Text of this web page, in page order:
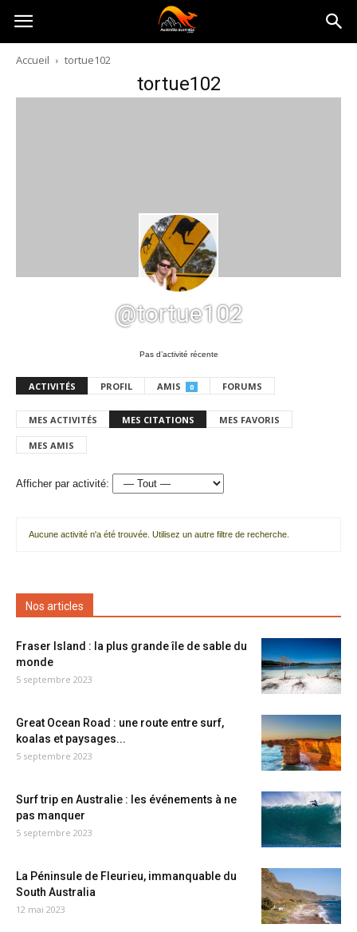
Australia-
australie.com
Accueil tortue102
tortue102
@tortue102
Pas d’activité récente
ACTIVITÉS PROFIL AMIS 0 FORUMS
MES ACTIVITÉS MES CITATIONS MES FAVORIS
MES AMIS
Afficher par activité:
Aucune activité n'a été trouvée. Utilisez un autre filtre de recherche.
Nos articles
Fraser Island : la plus grande île de sable du
monde
5 septembre 2023
Great Ocean Road : une route entre surf,
koalas et paysages...
5 septembre 2023
Surf trip en Australie : les événements à ne
pas manquer
5 septembre 2023
La Péninsule de Fleurieu, immanquable du
South Australia
12 mai 2023